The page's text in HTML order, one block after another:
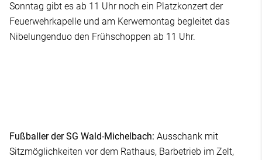
Sonntag gibt es ab 11 Uhr noch ein Platzkonzert der
Feuerwehrkapelle und am Kerwemontag begleitet das
Nibelungenduo den Frühschoppen ab 11 Uhr.
Fußballer der SG Wald-Michelbach: Ausschank mit
Sitzmöglichkeiten vor dem Rathaus, Barbetrieb im Zelt,